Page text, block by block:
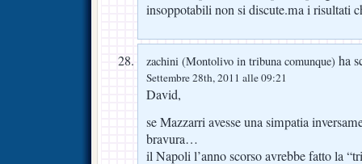
insoppotabili non si discute.ma i risultati
zachini (Montolivo in tribuna comunque) ha
Settembre 28th, 2011 alle 09:21
David,
se Mazzarri avesse una simpatia
bravura…
il Napoli l’anno scorso avrebbe fatto la